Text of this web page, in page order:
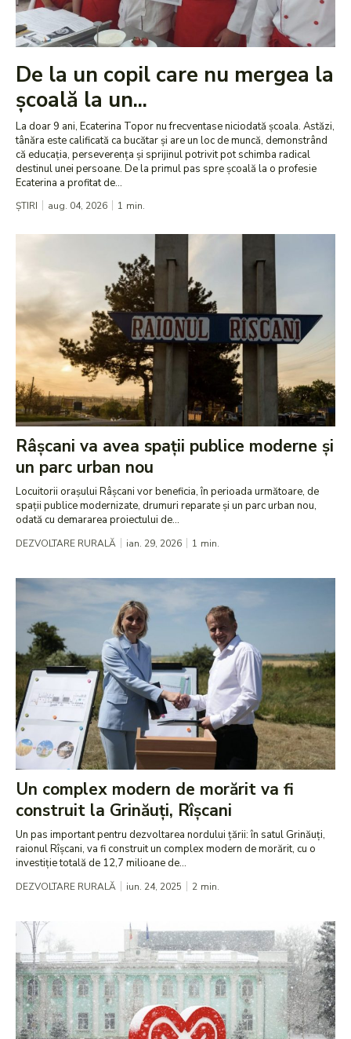
De la un copil care nu mergea la
școală la un...
La doar 9 ani, Ecaterina Topor nu frecventase niciodată școala. Astăzi,
tânăra este calificată ca bucătar și are un loc de muncă, demonstrând
că educația, perseverența și sprijinul potrivit pot schimba radical
destinul unei persoane. De la primul pas spre școală la o profesie
Ecaterina a profitat de...
ȘTIRI aug. 04, 2026 1 min.
Râșcani va avea spații publice moderne și
un parc urban nou
Locuitorii orașului Râșcani vor beneficia, în perioada următoare, de
spații publice modernizate, drumuri reparate și un parc urban nou,
odată cu demararea proiectului de...
DEZVOLTARE RURALĂ ian. 29, 2026 1 min.
Un complex modern de morărit va fi
construit la Grinăuți, Rîșcani
Un pas important pentru dezvoltarea nordului țării: în satul Grinăuți,
raionul Rîșcani, va fi construit un complex modern de morărit, cu o
investiție totală de 12,7 milioane de...
DEZVOLTARE RURALĂ iun. 24, 2025 2 min.